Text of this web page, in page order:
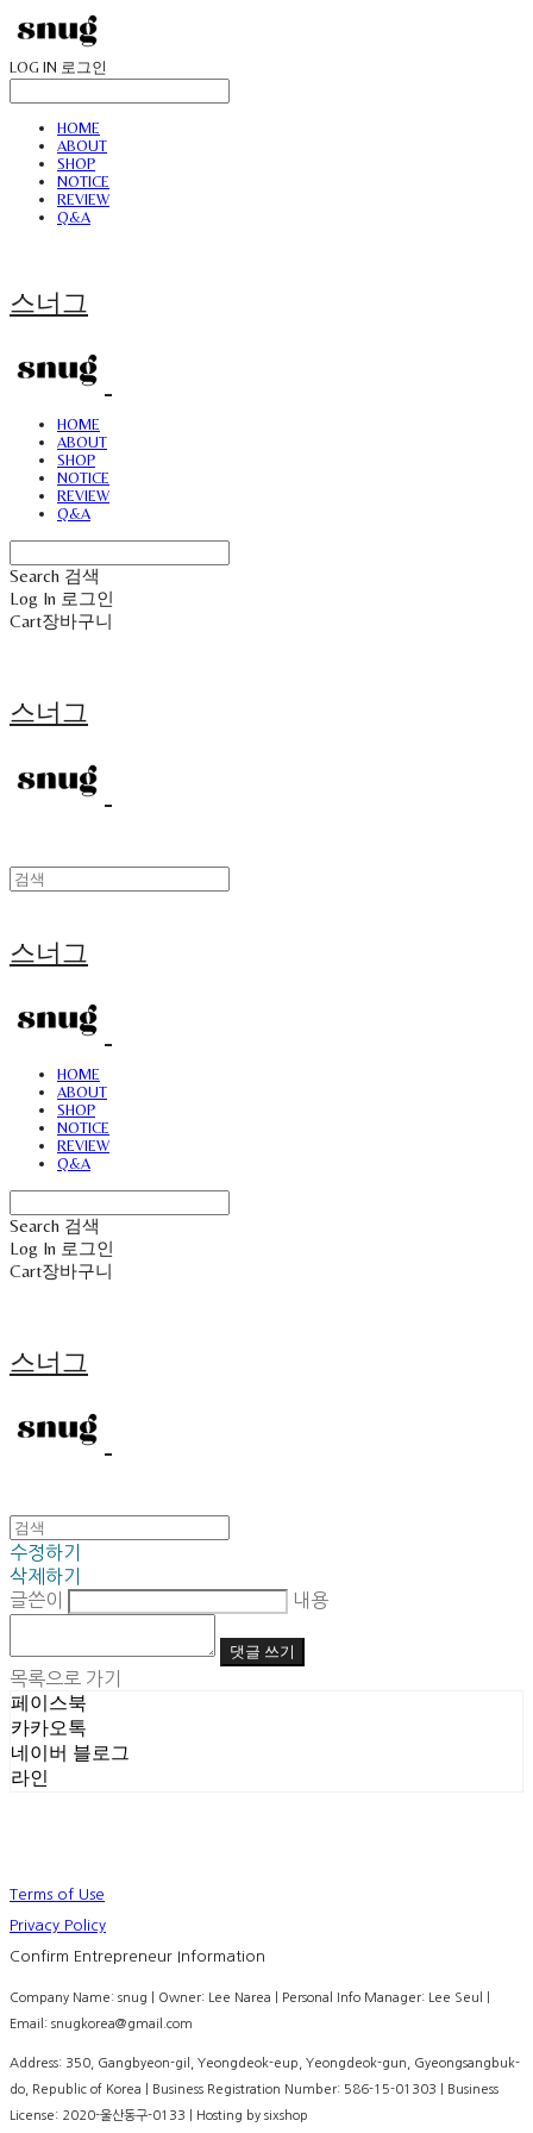
LOG IN 로그인
HOME
ABOUT
SHOP
NOTICE
REVIEW
Q&A
스너그
HOME
ABOUT
SHOP
NOTICE
REVIEW
Q&A
Search 검색
Log In 로그인
Cart장바구니
스너그
스너그
HOME
ABOUT
SHOP
NOTICE
REVIEW
Q&A
Search 검색
Log In 로그인
Cart장바구니
스너그
수정하기
삭제하기
글쓴이
내용
댓글 쓰기
목록으로 가기
페이스북
카카오톡
네이버 블로그
라인
Terms of Use
Privacy Policy
Confirm Entrepreneur Information
Company Name: snug | Owner: Lee Narea | Personal Info Manager: Lee Seul |
Email: snugkorea@gmail.com
Address: 350, Gangbyeon-gil, Yeongdeok-eup, Yeongdeok-gun, Gyeongsangbuk-
do, Republic of Korea | Business Registration Number: 586-15-01303 | Business
License: 2020-울산동구-0133 | Hosting by sixshop